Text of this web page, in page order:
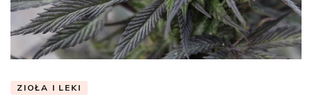
ZIOŁA I LEKI